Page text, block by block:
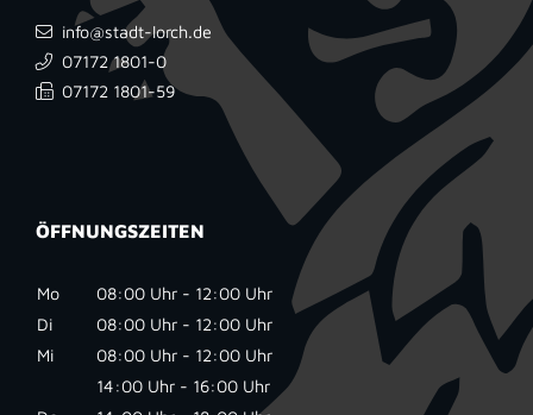
info@stadt-lorch.de
07172 1801-0
07172 1801-59
ÖFFNUNGSZEITEN
Mo
08:00 Uhr - 12:00 Uhr
Di
08:00 Uhr - 12:00 Uhr
Mi
08:00 Uhr - 12:00 Uhr
14:00 Uhr - 16:00 Uhr